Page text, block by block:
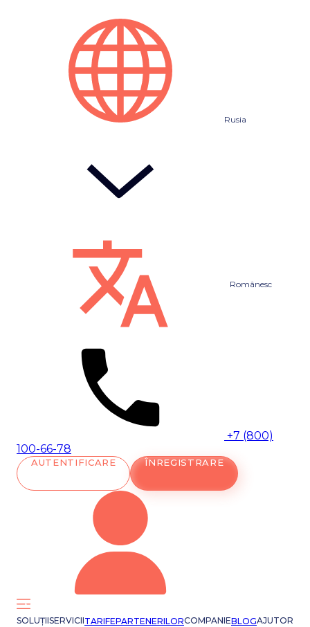
Rusia
Românesc
+7 (800)
100-66-78
AUTENTIFICARE ÎNREGISTRARE
SOLUȚIISERVICIITARIFEPARTENERILORCOMPANIEBLOGAJUTOR